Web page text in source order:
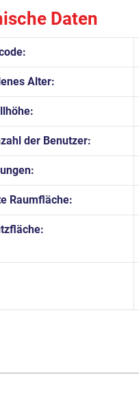
Daten
Alter:
der Benutzer:
Raumfläche: